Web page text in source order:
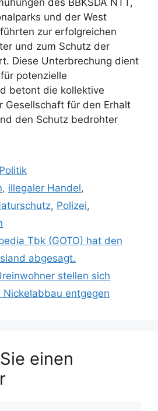
des BBKSDA NTT,
und der West
zur erfolgreichen
und zum Schutz der
Diese Unterbrechung dient
potenzielle
betont die kollektive
Gesellschaft für den Erhalt
den Schutz bedrohter
, illegaler Handel,
, Polizei,
Tbk (GOTO) hat den
abgesagt.
stellen sich
entgegen
einen